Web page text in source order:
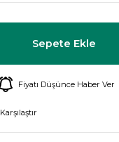
Sepete Ekle
Fiyatı Düşünce Haber Ver
Karşılaştır